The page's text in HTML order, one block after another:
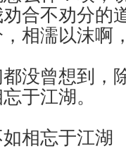
合不劝分的
相濡以沫啊
没曾想到，
于江湖。
相忘于江湖